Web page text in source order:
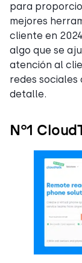
para
mejores
cliente en
algo que se
atención al
redes sociales
detalle.
Nº1